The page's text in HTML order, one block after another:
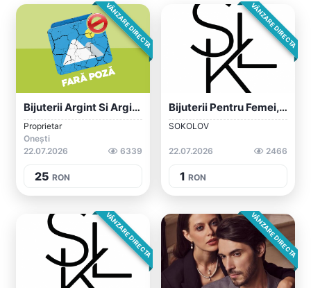
VÂNZARE DIRECTA
Bijuterii Argint Si Argint Placat Cu Aur
Proprietar
Onești
22.07.2026
6339
25 RON
VÂNZARE DIRECTA
Bijuterii Pentru Femei, Cu Inserții De P...
SOKOLOV
22.07.2026 2466
1 RON
VÂNZARE DIRECTA VÂNZARE DIRECTA